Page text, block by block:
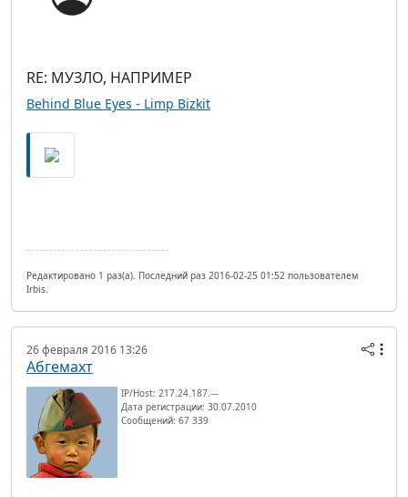
RE: МУЗЛО, НАПРИМЕР
Behind Blue Eyes - Limp Bizkit
Редактировано 1 раз(а). Последний раз 2016-02-25 01:52 пользователем
Irbis.
26 февраля 2016 13:26
Абгемахт
IP/Host: 217.24.187.---
Дата регистрации: 30.07.2010
Сообщений: 67 339